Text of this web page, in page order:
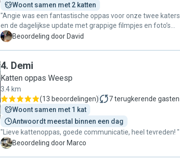
Woont samen met 2 katten
"Angie was een fantastische oppas voor onze twee katers
en de dagelijkse update met grappige filmpjes en foto’s
was geweldig. Daarmee konden wij met een gerust hart
D Beoordeling door David
4. Demi
Katten oppas Weesp
3.4 km
(13 beoordelingen) 7terugkerende gasten
Woont samen met 1 kat
Antwoordt meestal binnen een dag
"Lieve kattenoppas, goede communicatie, heel tevreden! "
M Beoordeling door Marco